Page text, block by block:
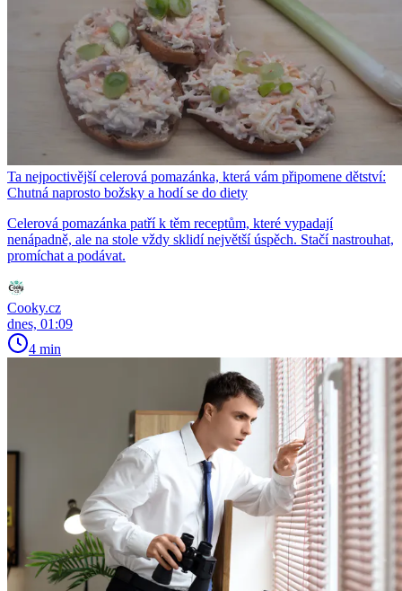
Ta nejpoctivější celerová pomazánka, která vám připomene dětství:
Chutná naprosto božsky a hodí se do diety
Celerová pomazánka patří k těm receptům, které vypadají
nenápadně, ale na stole vždy sklidí největší úspěch. Stačí nastrouhat,
promíchat a podávat.
Cooky.cz
dnes, 01:09
4 min